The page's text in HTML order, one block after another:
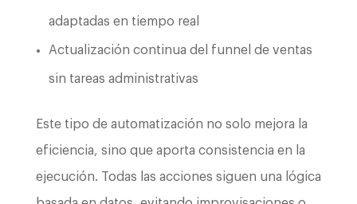
adaptadas en tiempo real
Actualización continua del funnel de ventas
sin tareas administrativas
Este tipo de automatización no solo mejora la
eficiencia, sino que aporta consistencia en la
ejecución. Todas las acciones siguen una lógica